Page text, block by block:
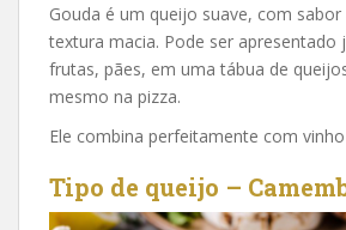
Gouda é um queijo suave, com
textura macia. Pode ser apresentado
frutas, pães, em uma tábua de
mesmo na pizza.
Ele combina perfeitamente com
Tipo de queijo –